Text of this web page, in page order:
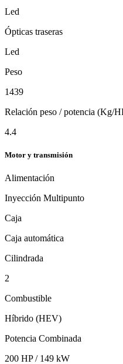
Led
Ópticas traseras
Led
Peso
1439
Relación peso / potencia (Kg/
4.4
Motor y transmisión
Alimentación
Inyección Multipunto
Caja
Caja automática
Cilindrada
2
Combustible
Híbrido (HEV)
Potencia Combinada
200 HP / 149 kW